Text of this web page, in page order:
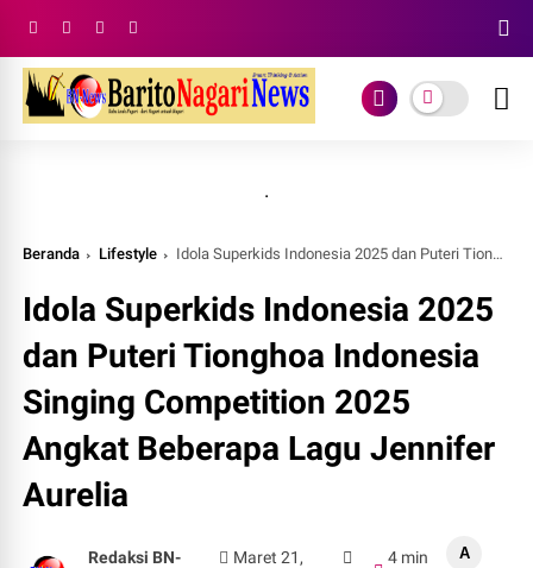
.
Beranda Lifestyle Idola Superkids Indonesia 2025 dan Puteri Tionghoa Indonesia Singing Competition 2025 Angkat Beberapa Lagu Jennifer Aurelia
Idola Superkids Indonesia 2025
dan Puteri Tionghoa Indonesia
Singing Competition 2025
Angkat Beberapa Lagu Jennifer
Aurelia
Redaksi BN-
Maret 21,
4 min
A